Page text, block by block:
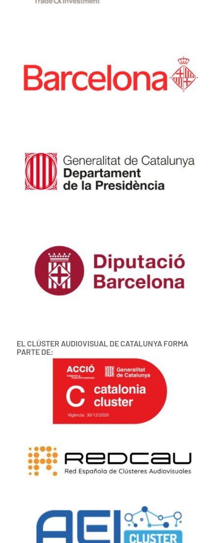
EL CLÚSTER AUDIOVISUAL DE CATALUNYA FORMA
PARTE DE: